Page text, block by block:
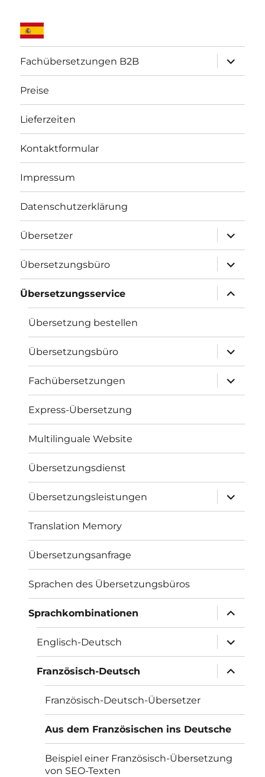
Fachübersetzungen B2B
öffnen
Preise
Lieferzeiten
Kontaktformular
Impressum
Datenschutzerklärung
Übersetzer
öffnen
Übersetzungsbüro
öffnen
Übersetzungsservice
öffnen
Übersetzung bestellen
Übersetzungsbüro
öffnen
Fachübersetzungen
öffnen
Express-Übersetzung
Multilinguale Website
Übersetzungsdienst
Übersetzungsleistungen
öffnen
Translation Memory
Übersetzungsanfrage
Sprachen des Übersetzungsbüros
Sprachkombinationen
öffnen
Englisch-Deutsch
öffnen
Französisch-Deutsch
öffnen
Französisch-Deutsch-Übersetzer
Aus dem Französischen ins Deutsche
Beispiel einer Französisch-Übersetzung
von SEO-Texten